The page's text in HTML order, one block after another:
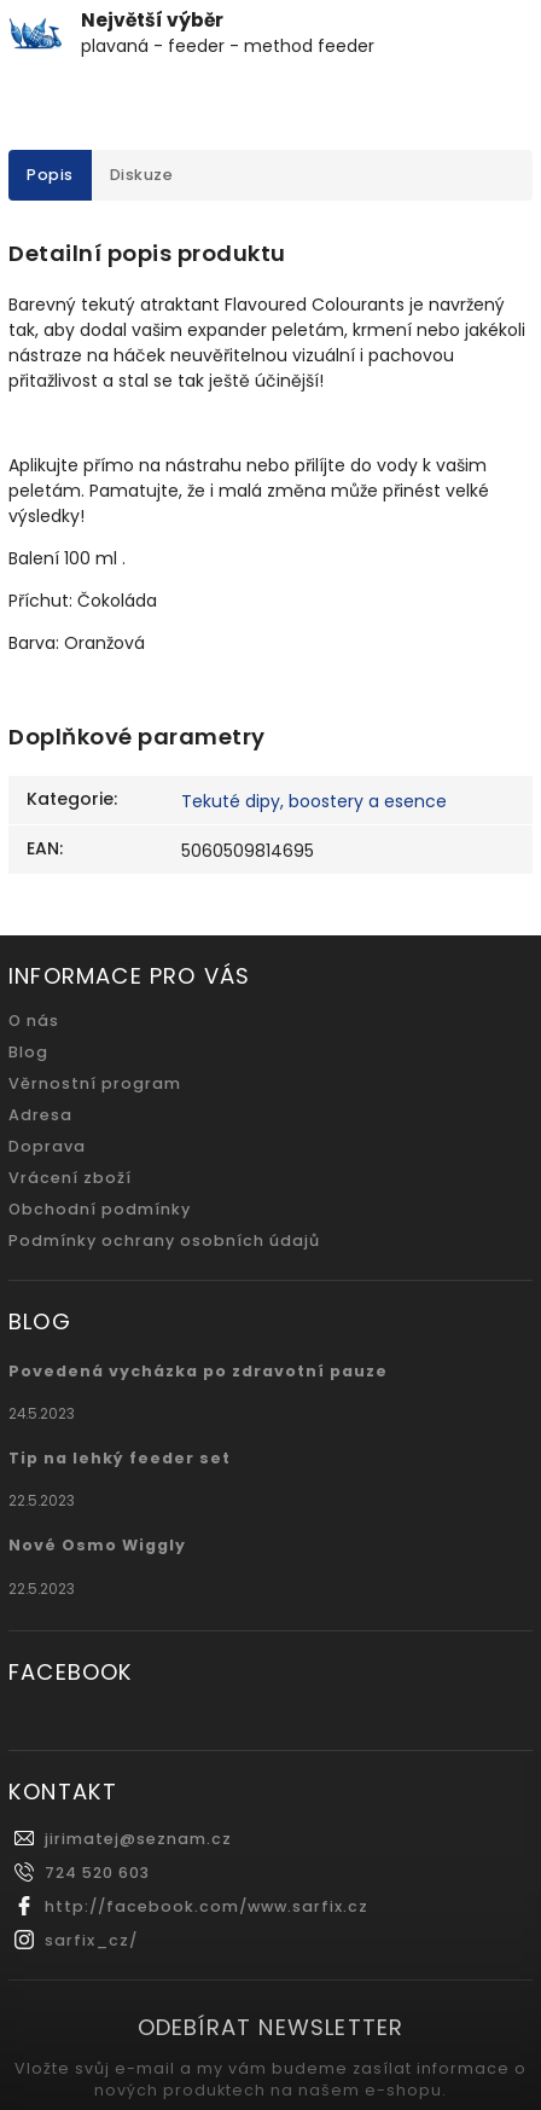
Největší výběr
plavaná - feeder - method feeder
Popis Diskuze
Detailní popis produktu
Barevný tekutý atraktant Flavoured Colourants je navržený
tak, aby dodal vašim expander peletám, krmení nebo jakékoli
nástraze na háček neuvěřitelnou vizuální i pachovou
přitažlivost a stal se tak ještě účinější!
Aplikujte přímo na nástrahu nebo přilíjte do vody k vašim
peletám. Pamatujte, že i malá změna může přinést velké
výsledky!
Balení 100 ml .
Příchut: Čokoláda
Barva: Oranžová
Doplňkové parametry
Kategorie:
Tekuté dipy, boostery a esence
EAN: 5060509814695
INFORMACE PRO VÁS
O nás
Blog
Věrnostní program
Adresa
Doprava
Vrácení zboží
Obchodní podmínky
Podmínky ochrany osobních údajů
BLOG
Povedená vycházka po zdravotní pauze
24.5.2023
Tip na lehký feeder set
22.5.2023
Nové Osmo Wiggly
22.5.2023
FACEBOOK
KONTAKT
jirimatej@seznam.cz
724 520 603
http://facebook.com/www.sarfix.cz
sarfix_cz/
ODEBÍRAT NEWSLETTER
Vložte svůj e-mail a my vám budeme zasílat informace o
nových produktech na našem e-shopu.